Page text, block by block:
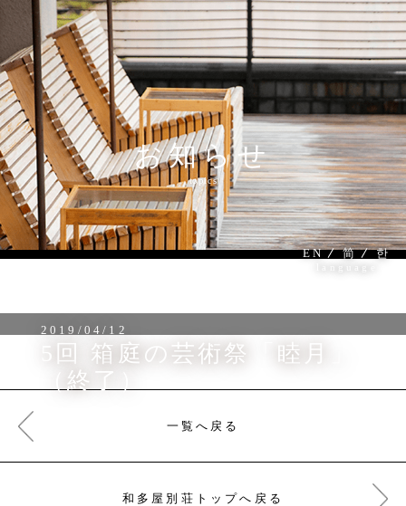
EN 简 한
MENU
お知らせ
topics
2019/04/12
5回 箱庭の芸術祭「睦月」
（終了）
一覧へ戻る
和多屋別荘トップへ戻る